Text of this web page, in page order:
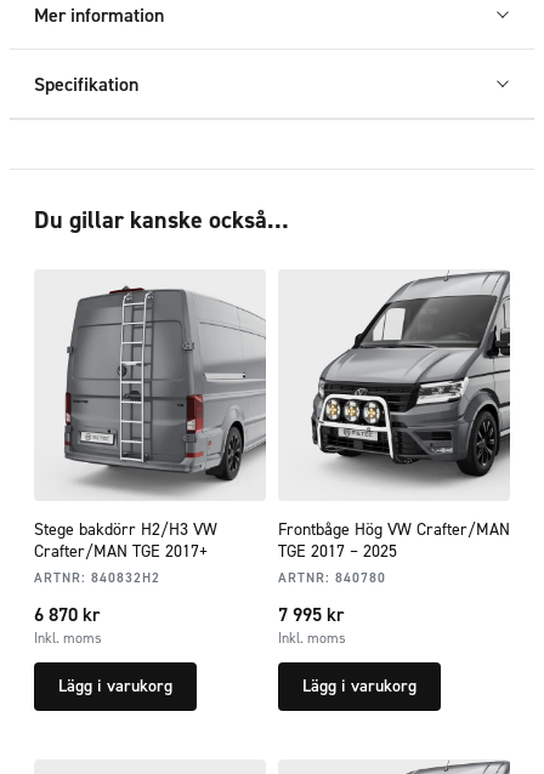
mängd
Mer information
Specifikation
Du gillar kanske också…
Stege bakdörr H2/H3 VW
Crafter/MAN TGE 2017+
ARTNR: 840832H2
6 870 kr
Inkl. moms
Lägg i varukorg
Frontbåge Hög VW Crafter/MAN
TGE 2017 – 2025
ARTNR: 840780
7 995 kr
Inkl. moms
Lägg i varukorg